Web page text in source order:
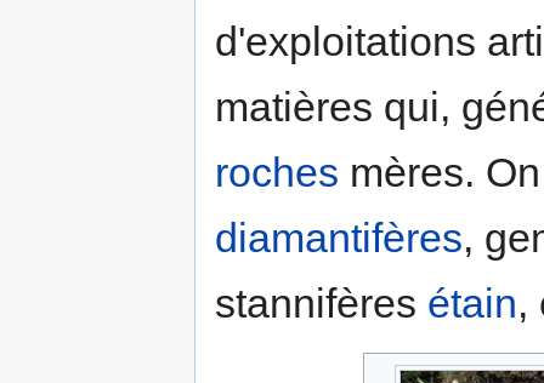
d'exploitations
matières qui,
roches mères.
diamantifères,
stannifères étain,